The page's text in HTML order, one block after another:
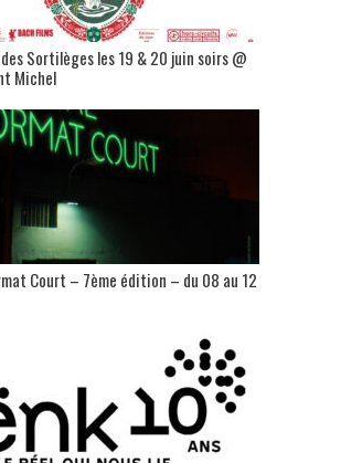
Sortilèges les 19 & 20 juin soirs @
Michel
Court – 7ème édition – du 08 au 12